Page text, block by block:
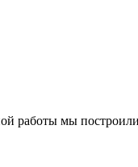
работы мы